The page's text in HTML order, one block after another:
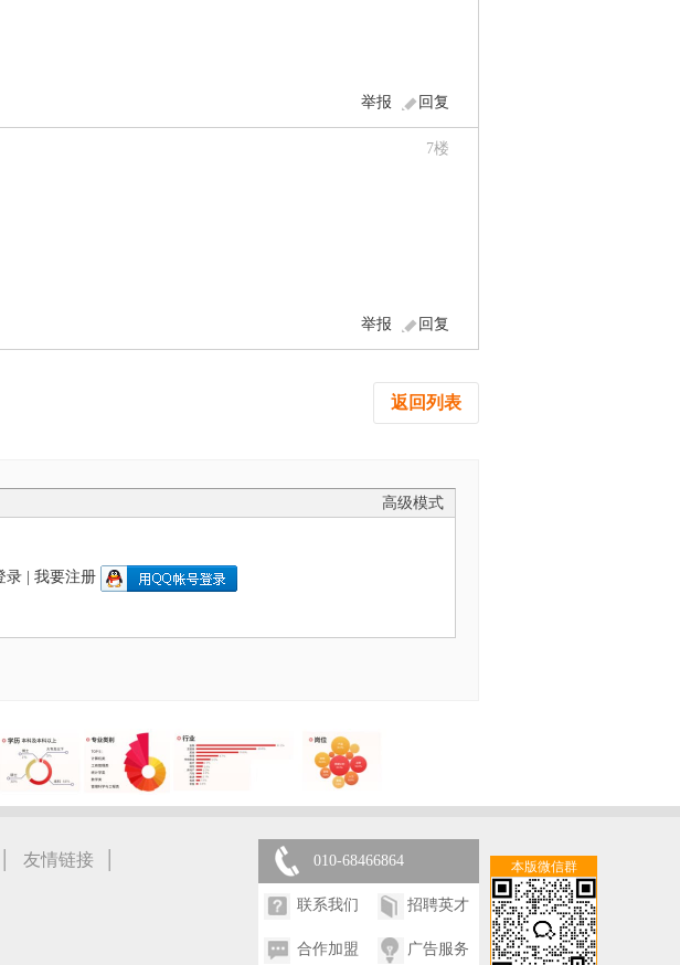
回复
举报
7楼
回复
举报
返回列表
高级模式
录| 我要注册
本版微信群
| 友情链接 | 010-68466864
联系我们 招聘英才
合作加盟 广告服务